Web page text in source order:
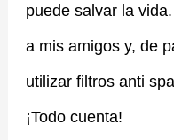
puede salvar la
a mis amigos y, de
utilizar filtros anti
¡Todo cuenta!